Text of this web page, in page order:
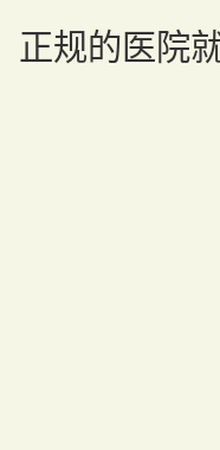
正规的医院